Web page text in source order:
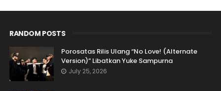
RANDOM POSTS
Porosatas Rilis Ulang “No Love! (Alternate
Version)” Libatkan Yuke Sampurna
July 25, 2026